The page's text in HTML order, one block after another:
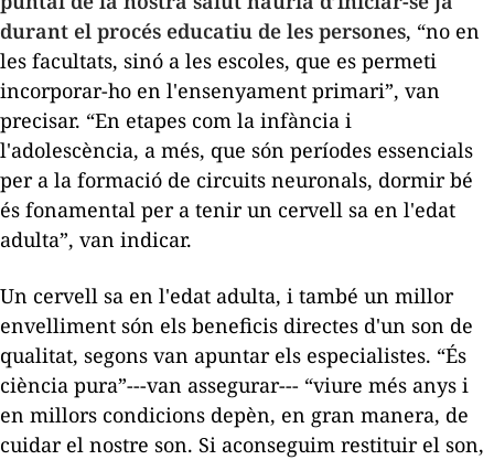
durant el procés educatiu de les persones, “no en
les facultats, sinó a les escoles, que es permeti
incorporar-ho en l'ensenyament primari”, van
precisar. “En etapes com la infància i
l'adolescència, a més, que són períodes essencials
per a la formació de circuits neuronals, dormir bé
és fonamental per a tenir un cervell sa en l'edat
adulta”, van indicar.
Un cervell sa en l'edat adulta, i també un millor
envelliment són els beneficis directes d'un son de
qualitat, segons van apuntar els especialistes. “És
ciència pura”---van assegurar--- “viure més anys i
en millors condicions depèn, en gran manera, de
cuidar el nostre son. Si aconseguim restituir el son,